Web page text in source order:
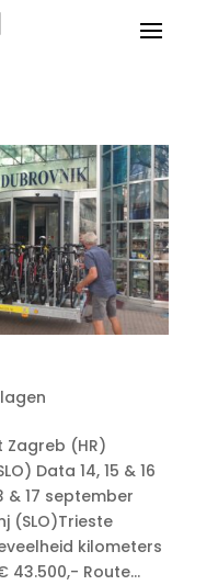
(HR)
Data 14, 15 & 16
& 17 september
(SLO)Trieste
kilometers
Route...